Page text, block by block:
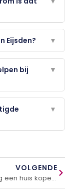
Eijsden? ▼
bij
▼
▼
VOLGENDE
Wil jij graag een huis kopen in Hengelo?